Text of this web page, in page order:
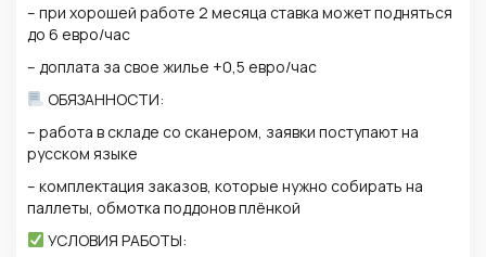
– при хорошей работе 2 месяца ставка может подняться
до 6 евро/час
– доплата за свое жилье +0,5 евро/час
ОБЯЗАННОСТИ:
– работа в складе со сканером, заявки поступают на
русском языке
– комплектация заказов, которые нужно собирать на
паллеты, обмотка поддонов плёнкой
УСЛОВИЯ РАБОТЫ: